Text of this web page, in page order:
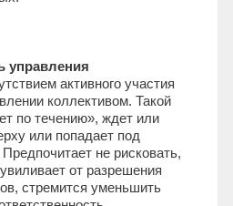
управления
активного участия
коллективом. Такой
по течению», ждет или
или попадает под
не рисковать,
от разрешения
стремится уменьшить